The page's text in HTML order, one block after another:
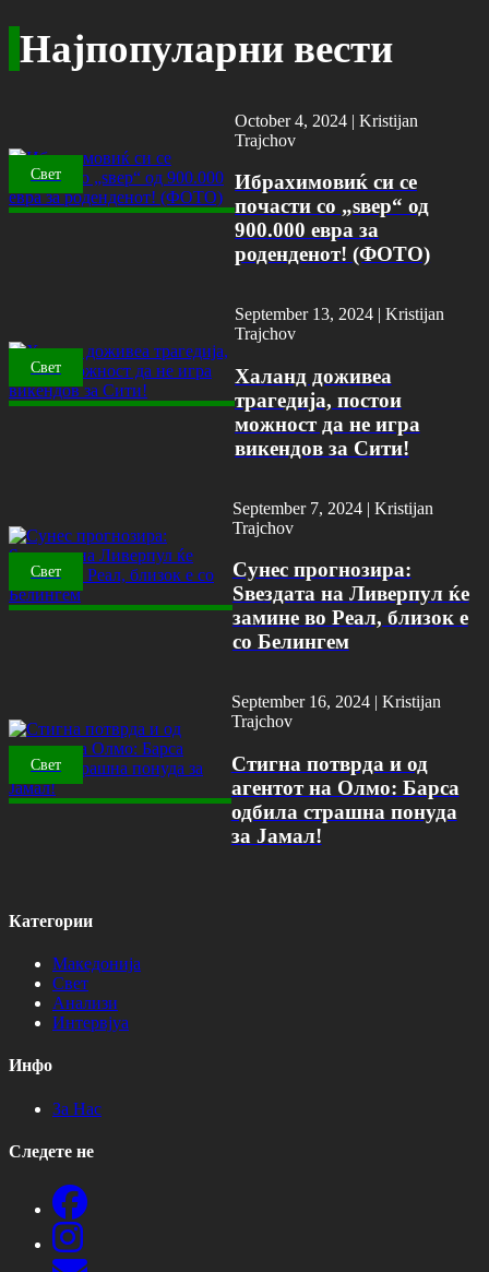
Најпопуларни вести
Свет
October 4, 2024 |Kristijan
Trajchov
Ибрахимовиќ си се
почасти со „ѕвер“ од
900.000 евра за
роденденот! (ФОТО)
Свет
September 13, 2024 | Kristijan
Trajchov
Халанд доживеа
трагедија, постои
можност да не игра
викендов за Сити!
Свет
September 7, 2024 | Kristijan
Trajchov
Сунес прогнозира:
Ѕвездата на Ливерпул ќе
замине во Реал, близок е
со Белингем
Свет
September 16, 2024 | Kristijan
Trajchov
Стигна потврда и од
агентот на Олмо: Барса
одбила страшна понуда
за Јамал!
Категории
Македонија
Свет
Анализи
Интервјуа
Инфо
За Нас
Следете не